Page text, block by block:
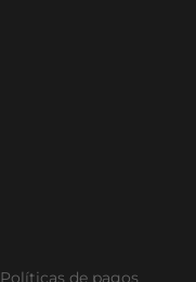
Políticas de pagos